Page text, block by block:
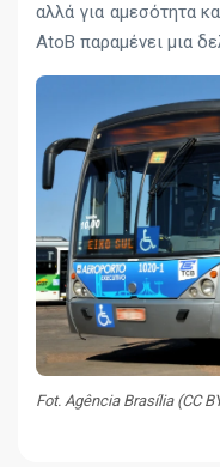
αλλά για αμεσότητα
AtoB παραμένει μια
Fot. Agência Brasília (CC